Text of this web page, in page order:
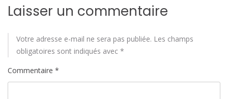
Laisser un commentaire
Votre adresse e-mail ne sera pas publiée. Les champs
obligatoires sont indiqués avec *
Commentaire *